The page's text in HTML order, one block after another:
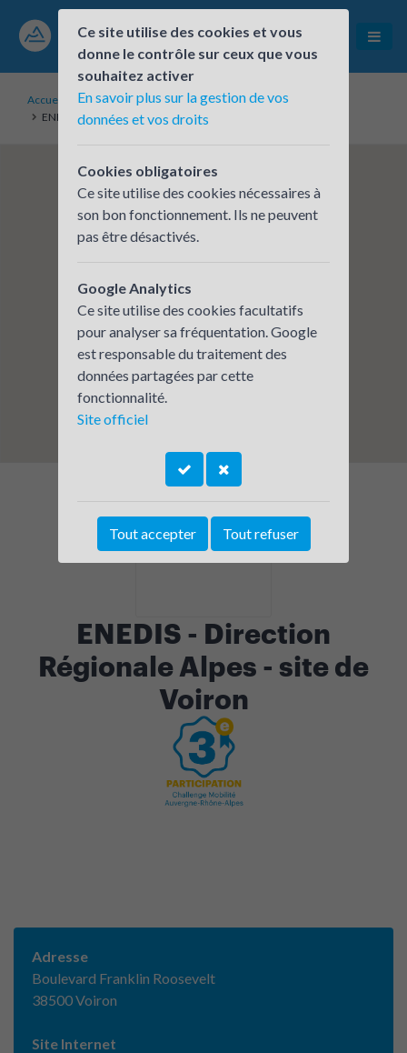
Accueil
Établissements inscrits
ENEDIS - Direction Régionale Alpes - site de Voiron
ENEDIS - Direction
Régionale Alpes - site de
Voiron
Adresse
Boulevard Franklin Roosevelt
38500 Voiron
Site Internet
Ce site utilise des cookies et vous
donne le contrôle sur ceux que vous
souhaitez activer
En savoir plus sur la gestion de vos
données et vos droits
Cookies obligatoires
Ce site utilise des cookies nécessaires à
son bon fonctionnement. Ils ne peuvent
pas être désactivés.
Google Analytics
Ce site utilise des cookies facultatifs
pour analyser sa fréquentation. Google
est responsable du traitement des
données partagées par cette
fonctionnalité.
Site officiel
Tout accepter Tout refuser